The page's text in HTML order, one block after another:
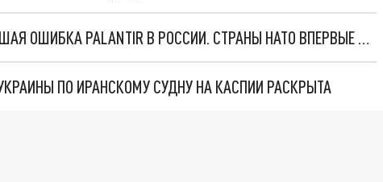
"ОЧЕНЬ ПЛОХИЕ НОВОСТИ": БОЛЬШАЯ ОШИБКА PALANTIR В РОССИИ. СТРАНЫ НАТО ВПЕРВЫЕ ЗА СВО ОСТАНОВИЛИ ПОСТАВКИ ОРУЖИЯ. ВСУ ТЕРЯЮТ ПРИГРАНИЧЬЕ?
ПО ИРАНСКОМУ СУДНУ НА КАСПИИ РАСКРЫТА